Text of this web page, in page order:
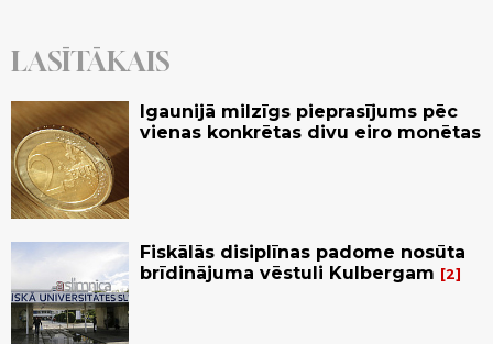
LASĪTĀKAIS
Igaunijā milzīgs pieprasījums pēc
vienas konkrētas divu eiro monētas
Fiskālās disiplīnas padome nosūta
brīdinājuma vēstuli Kulbergam
2